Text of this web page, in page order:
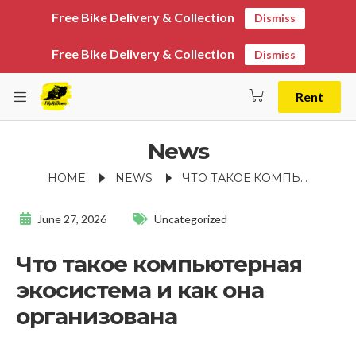
Free Bike Delivery & Collection Dismiss
Free Bike Delivery & Collection Dismiss
Rent
News
HOME NEWS ЧТО ТАКОЕ КОМПЬЮТЕРНАЯ ЭКОСИСТЕМА И КАК ОНА ОРГАНИЗОВАНА
June 27, 2026 Uncategorized
Что такое компьютерная
экосистема и как она
организована